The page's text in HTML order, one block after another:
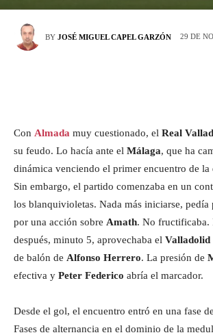
BY JOSÉ MIGUEL CAPEL GARZÓN 29 DE
Con Almada muy cuestionado, el Real
su feudo. Lo hacía ante el Málaga, que ha
dinámica venciendo el primer encuentro de la
Sin embargo, el partido comenzaba en un
los blanquivioletas. Nada más iniciarse, pedía
por una acción sobre Amath. No fructificaba.
después, minuto 5, aprovechaba el Valladolid
de balón de Alfonso Herrero. La presión de
efectiva y Peter Federico abría el marcador.
Desde el gol, el encuentro entró en una fase
Fases de alternancia en el dominio de la